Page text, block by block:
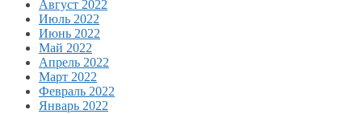
Август 2022
Июль 2022
Июнь 2022
Май 2022
Апрель 2022
Март 2022
Февраль 2022
Январь 2022